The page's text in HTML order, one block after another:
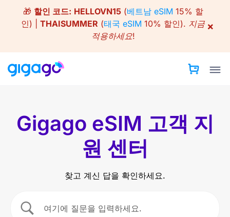
content
🎁 할인 코드: HELLOVN15(베트남 eSIM 15% 할
인) | THAISUMMER (태국 eSIM 10% 할인). 지금
적용하세요!
×
Gigago eSIM 고객 지
원 센터
찾고 계신 답을 확인하세요.